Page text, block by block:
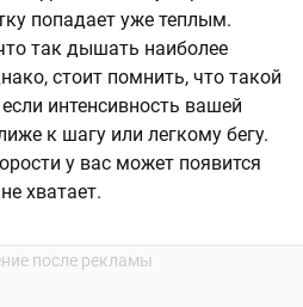
попадает уже теплым.
так дышать наиболее
стоит помнить, что такой
интенсивность вашей
к шагу или легкому бегу.
у вас может появится
хватает.